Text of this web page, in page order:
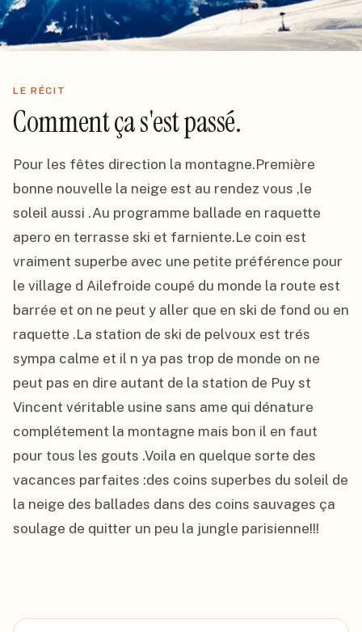
LE RÉCIT
Comment ça s'est passé.
Pour les fêtes direction la montagne.Première
bonne nouvelle la neige est au rendez vous ,le
soleil aussi .Au programme ballade en raquette
apero en terrasse ski et farniente.Le coin est
vraiment superbe avec une petite préférence pour
le village d Ailefroide coupé du monde la route est
barrée et on ne peut y aller que en ski de fond ou en
raquette .La station de ski de pelvoux est trés
sympa calme et il n ya pas trop de monde on ne
peut pas en dire autant de la station de Puy st
Vincent véritable usine sans ame qui dénature
complétement la montagne mais bon il en faut
pour tous les gouts .Voila en quelque sorte des
vacances parfaites :des coins superbes du soleil de
la neige des ballades dans des coins sauvages ça
soulage de quitter un peu la jungle parisienne!!!